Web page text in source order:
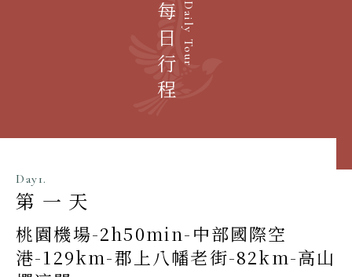
Daily Tour
每日行程
Day1.
第一天
桃園機場-2h50min-中部國際空
港-129km-郡上八幡老街-82km-高山